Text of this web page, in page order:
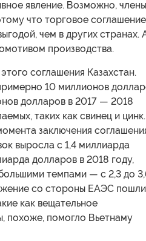
явление. Возможно, члены
что торговое соглашение
чем в других странах.
производства.
соглашения Казахстан.
10 миллионов
долларов в 2017 — 2018
таких как свинец и цинк.
заключения
выросла с 1,4 миллиарда
долларов в 2018 году,
темпами — с 2,3 до
со стороны ЕАЭС
как вещательное
похоже, помогло Вьетнаму